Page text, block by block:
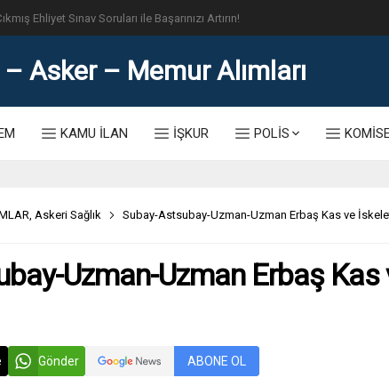
Dönem POMEM 7500 Bin Polis Alımı Kılavuzu ve Başvuru Ekranı
KAMU İLAN İŞKUR POLİS
, Askeri Sağlık Subay-Astsubay-Uzman-Uzman Erbaş Kas ve
Uzman-Uzman Erbaş
Gönder ABONE OL